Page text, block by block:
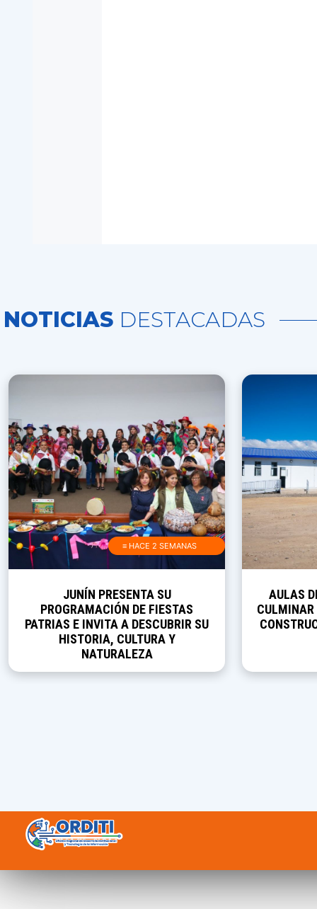
NOTICIAS DESTACADAS
≡ HACE 2 SEMANAS
JUNÍN PRESENTA SU
PROGRAMACIÓN DE FIESTAS
PATRIAS E INVITA A DESCUBRIR SU
HISTORIA, CULTURA Y
NATURALEZA
AULAS